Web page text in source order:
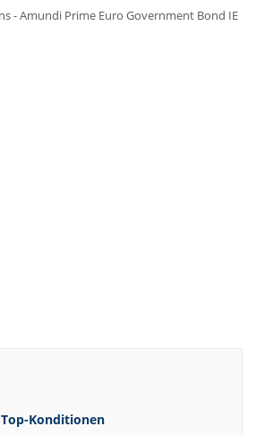
Top-Konditionen